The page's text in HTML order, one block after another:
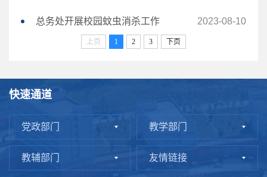
总务处开展校园蚊虫消杀工作 2023-08-10
上页 1 2 3 下页
快速通道
党政部门 教学部门
教辅部门 友情链接